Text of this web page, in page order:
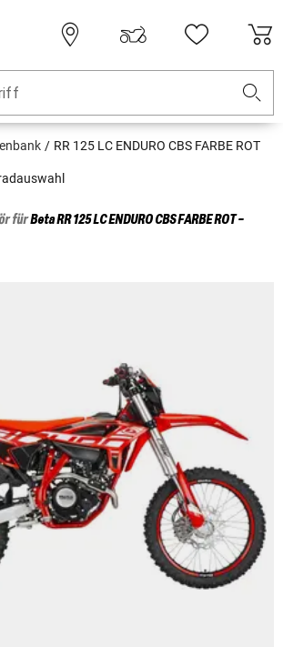
RR 125 LC ENDURO CBS FARBE ROT
fürBetaRR 125 LC ENDURO CBS FARBE ROT -